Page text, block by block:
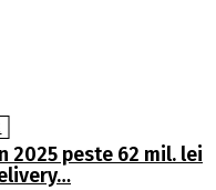
2025 peste 62 mil. lei